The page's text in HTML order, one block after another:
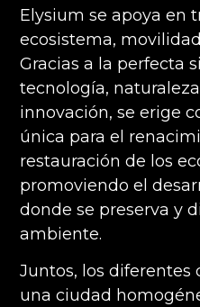
Elysium se apoya en
ecosistema,
Gracias a la perfecta
tecnología,
innovación, se erige
única para el
restauración de los
promoviendo el
donde se preserva y
ambiente.
Juntos, los diferentes
una ciudad